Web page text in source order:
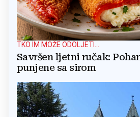
TKO IM MOŽE ODOLJETI...
Savršen ljetni ručak:
punjene sa sirom